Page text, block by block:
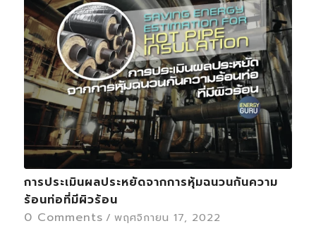
การประเมินผลประหยัดจากการหุ้มฉนวนกันความ
ร้อนท่อที่มีผิวร้อน
0 Comments / พฤศจิกายน 17, 2022